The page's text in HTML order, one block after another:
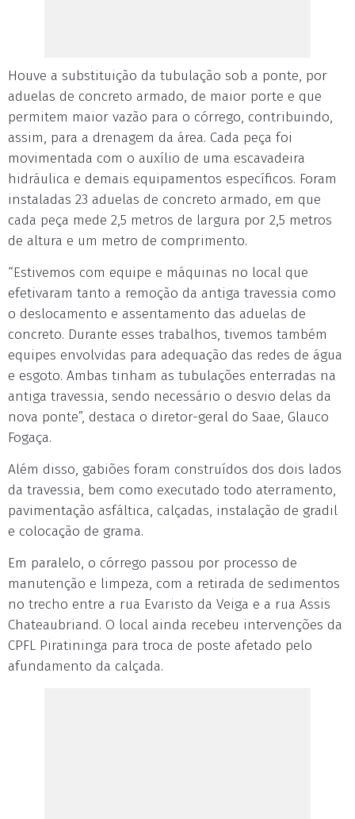
Houve a substituição da tubulação sob a ponte, por
aduelas de concreto armado, de maior porte e que
permitem maior vazão para o córrego, contribuindo,
assim, para a drenagem da área. Cada peça foi
movimentada com o auxílio de uma escavadeira
hidráulica e demais equipamentos específicos. Foram
instaladas 23 aduelas de concreto armado, em que
cada peça mede 2,5 metros de largura por 2,5 metros
de altura e um metro de comprimento.
“Estivemos com equipe e máquinas no local que
efetivaram tanto a remoção da antiga travessia como
o deslocamento e assentamento das aduelas de
concreto. Durante esses trabalhos, tivemos também
equipes envolvidas para adequação das redes de água
e esgoto. Ambas tinham as tubulações enterradas na
antiga travessia, sendo necessário o desvio delas da
nova ponte”, destaca o diretor-geral do Saae, Glauco
Fogaça.
Além disso, gabiões foram construídos dos dois lados
da travessia, bem como executado todo aterramento,
pavimentação asfáltica, calçadas, instalação de gradil
e colocação de grama.
Em paralelo, o córrego passou por processo de
manutenção e limpeza, com a retirada de sedimentos
no trecho entre a rua Evaristo da Veiga e a rua Assis
Chateaubriand. O local ainda recebeu intervenções da
CPFL Piratininga para troca de poste afetado pelo
afundamento da calçada.